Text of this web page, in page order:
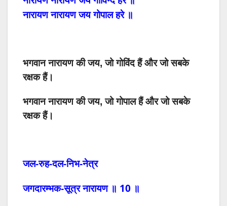
नारायण नारायण जय गोपाल हरे ॥
भगवान नारायण की जय, जो गोविंद हैं और जो सबके
रक्षक हैं।
भगवान नारायण की जय, जो गोपाल हैं और जो सबके
रक्षक हैं।
जल-रुह-दल-निभ-नेत्र
जगदारम्भक-सूत्र नारायण ॥ 10 ॥